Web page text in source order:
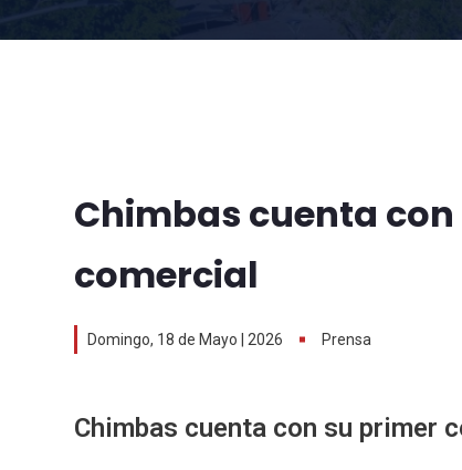
Chimbas cuenta
comercial
Domingo, 18 de Mayo | 2026 Prensa
Chimbas cuenta con su primer